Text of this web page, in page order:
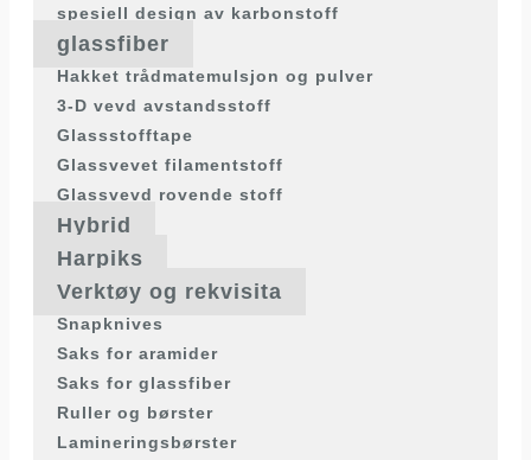
spesiell design av karbonstoff
glassfiber
Hakket trådmatemulsjon og pulver
3-D vevd avstandsstoff
Glassstofftape
Glassvevet filamentstoff
Glassvevd rovende stoff
Hybrid
Harpiks
Verktøy og rekvisita
Snapknives
Saks for aramider
Saks for glassfiber
Ruller og børster
Lamineringsbørster